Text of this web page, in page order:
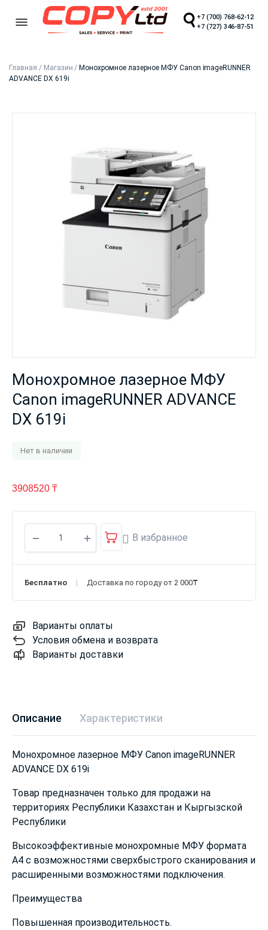
+7 (700) 768-62-12
+7 (727) 346-87-51
Главная / Магазин /Монохромное лазерное МФУ Canon imageRUNNER
ADVANCE DX 619i
Монохромное лазерное МФУ
Canon imageRUNNER ADVANCE
DX 619i
Нет в наличии
3908520 ₸
В избранное
Бесплатно Доставка по городу от 2 000₸
Варианты оплаты
Условия обмена и возврата
Варианты доставки
Описание Характеристики
Монохромное лазерное МФУ Canon imageRUNNER
ADVANCE DX 619i
Товар предназначен только для продажи на
территориях Республики Казахстан и Кыргызской
Республики
Высокоэффективные монохромные МФУ формата
A4 с возможностями сверхбыстрого сканирования и
расширенными возможностями подключения.
Преимущества
Повышенная производительность.